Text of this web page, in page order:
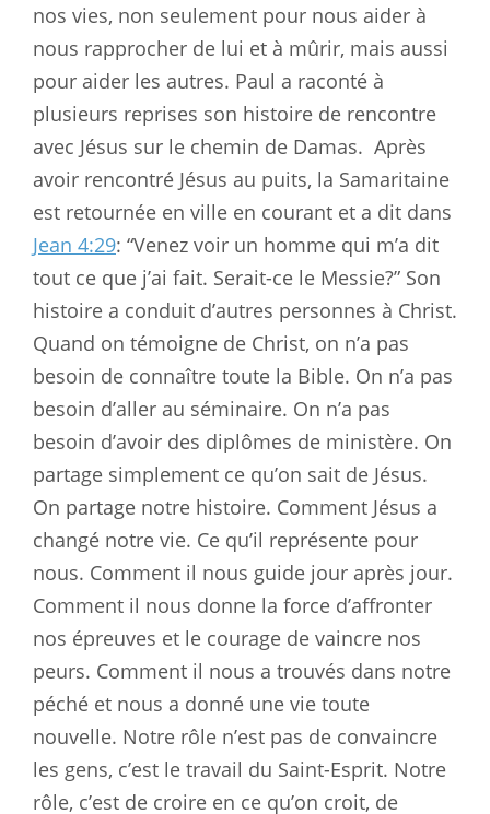
nos vies, non seulement pour nous aider à
nous rapprocher de lui et à mûrir, mais aussi
pour aider les autres. Paul a raconté à
plusieurs reprises son histoire de rencontre
avec Jésus sur le chemin de Damas. Après
avoir rencontré Jésus au puits, la Samaritaine
est retournée en ville en courant et a dit dans
Jean 4:29: “Venez voir un homme qui m’a dit
tout ce que j’ai fait. Serait-ce le Messie?” Son
histoire a conduit d’autres personnes à Christ.
Quand on témoigne de Christ, on n’a pas
besoin de connaître toute la Bible. On n’a pas
besoin d’aller au séminaire. On n’a pas
besoin d’avoir des diplômes de ministère. On
partage simplement ce qu’on sait de Jésus.
On partage notre histoire. Comment Jésus a
changé notre vie. Ce qu’il représente pour
nous. Comment il nous guide jour après jour.
Comment il nous donne la force d’affronter
nos épreuves et le courage de vaincre nos
peurs. Comment il nous a trouvés dans notre
péché et nous a donné une vie toute
nouvelle. Notre rôle n’est pas de convaincre
les gens, c’est le travail du Saint-Esprit. Notre
rôle, c’est de croire en ce qu’on croit, de